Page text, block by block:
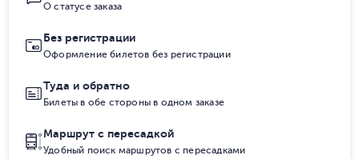
О статусе заказа
Без регистрации
Оформление билетов без регистрации
Туда и обратно
Билеты в обе стороны в одном заказе
Маршрут с пересадкой
Удобный поиск маршрутов с пересадками